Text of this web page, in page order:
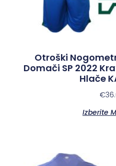
Otroški
Domači SP 2022
Hlače
€
Izberite